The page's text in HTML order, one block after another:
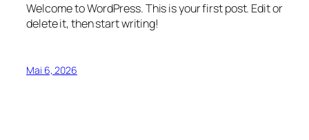
Welcome to WordPress. This is your first post. Edit or
delete it, then start writing!
Mai 6, 2026